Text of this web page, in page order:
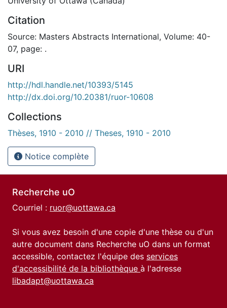
Citation
Source: Masters Abstracts International, Volume: 40-
07, page: .
URI
http://hdl.handle.net/10393/5145
http://dx.doi.org/10.20381/ruor-10608
Collections
Thèses, 1910 - 2010 // Theses, 1910 - 2010
Notice complète
Recherche uO
Courriel : ruor@uottawa.ca
Si vous avez besoin d'une copie d'une thèse ou d'un
autre document dans Recherche uO dans un format
accessible, contactez l'équipe des services
d'accessibilité de la bibliothèque à l'adresse
libadapt@uottawa.ca